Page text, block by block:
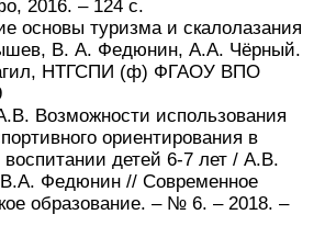
2016. – 124 с.
основы туризма и скалолазания
В. А. Федюнин, А.А. Чёрный.
НТГСПИ (ф) ФГАОУ ВПО
Возможности использования
ориентирования в
детей 6-7 лет / А.В.
Федюнин // Современное
образование. – № 6. – 2018. –